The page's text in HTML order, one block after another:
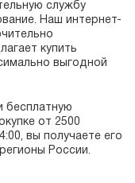
службу
Наш интернет-
купить
выгодной
бесплатную
от 2500
вы получаете его
России.